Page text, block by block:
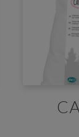
il login
non hai un
le